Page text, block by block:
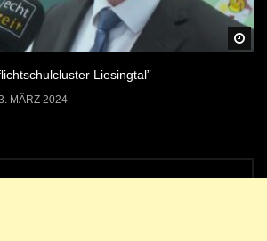
Liesingtal”
MÄRZ 2024